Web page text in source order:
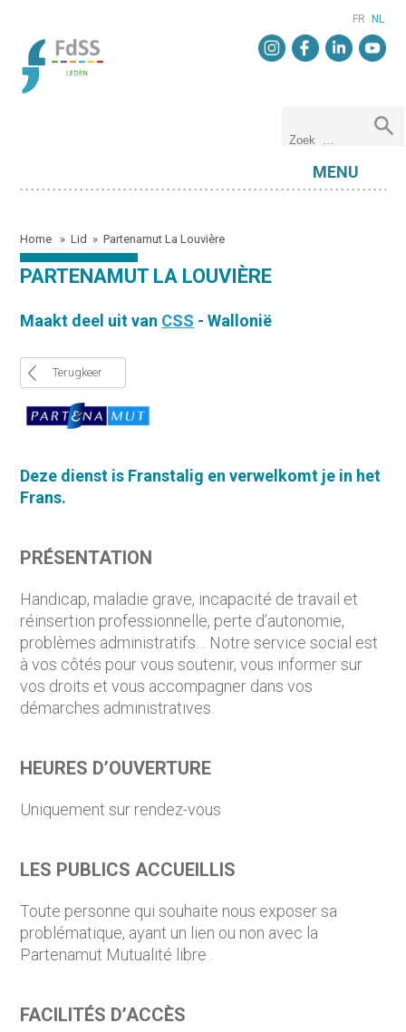
FR NL
MENU
Home »Lid »Partenamut La Louvière
PARTENAMUT LA LOUVIÈRE
Maakt deel uit van CSS - Wallonië
Terugkeer
Deze dienst is Franstalig enverwelkomt je in het
Frans.
PRÉSENTATION
Handicap, maladie grave, incapacité de travail et
réinsertion professionnelle, perte d’autonomie,
problèmes administratifs… Notre service social est
à vos côtés pour vous soutenir, vous informer sur
vos droits et vous accompagner dans vos
démarches administratives.
HEURES D’OUVERTURE
Uniquement sur rendez-vous
LES PUBLICS ACCUEILLIS
Toute personne qui souhaite nous exposer sa
problématique, ayant un lien ou non avec la
Partenamut Mutualité libre .
FACILITÉS D’ACCÈS